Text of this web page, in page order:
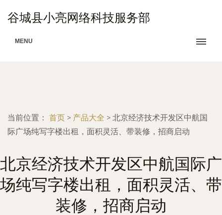
谷城县小亮网络科技服务部
MENU
当前位置： 首页 > 产品大全 > 北京经济技术开发区中航国
际广场纯写字楼出租，面积灵活、带装修，招商启动
北京经济技术开发区中航国际广
场纯写字楼出租，面积灵活、带
装修，招商启动